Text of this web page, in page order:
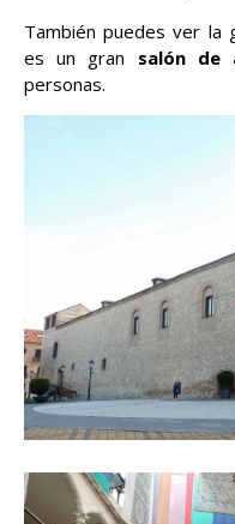
También puedes ver la
es un gran salón de
personas.